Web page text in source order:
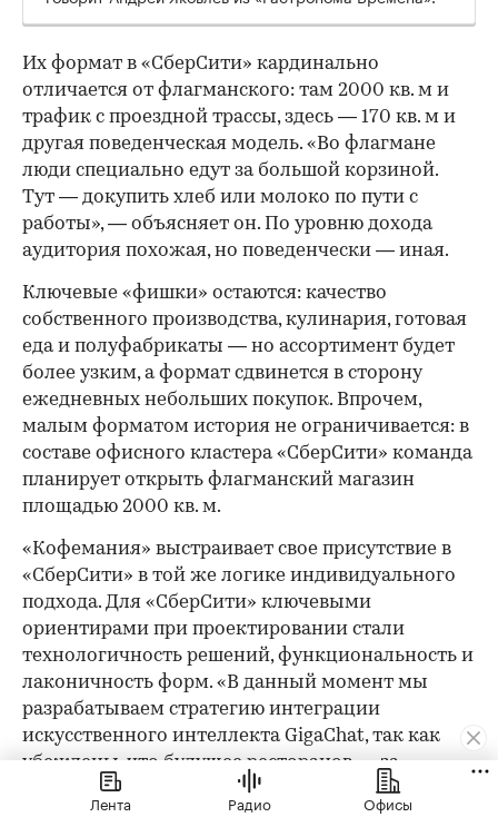
Их формат в «СберСити» кардинально
отличается от флагманского: там 2000 кв. м и
трафик с проездной трассы, здесь — 170 кв. м и
другая поведенческая модель. «Во флагмане
люди специально едут за большой корзиной.
Тут — докупить хлеб или молоко по пути с
работы», — объясняет он. По уровню дохода
аудитория похожая, но поведенчески — иная.
Ключевые «фишки» остаются: качество
собственного производства, кулинария, готовая
еда и полуфабрикаты — но ассортимент будет
более узким, а формат сдвинется в сторону
ежедневных небольших покупок. Впрочем,
малым форматом история не ограничивается: в
составе офисного кластера «СберСити» команда
планирует открыть флагманский магазин
площадью 2000 кв. м.
«Кофемания» выстраивает свое присутствие в
«СберСити» в той же логике индивидуального
подхода. Для «СберСити» ключевыми
ориентирами при проектировании стали
технологичность решений, функциональность и
лаконичность форм. «В данный момент мы
разрабатываем стратегию интеграции
искусственного интеллекта GigaChat, так как
убеждены, что будущее ресторанов — за
цифровизацией», — делятся планами в пресс-
службе. Открытие в «СберСити» — логичный
Лента Радио Офисы